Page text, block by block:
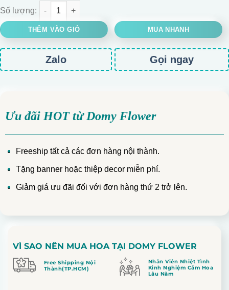
BÓ HOA HỒNG ĐỎ MIX SAO XANH số lượng
THÊM VÀO GIỎ MUA NHANH
Zalo Gọi ngay
Ưu đãi HOT từ Domy Flower
Freeship tất cả các đơn hàng nội thành.
Tặng banner hoặc thiệp decor miễn phí.
Giảm giá ưu đãi đối với đơn hàng thứ 2 trở lên.
VÌ SAO NÊN MUA HOA TẠI DOMY FLOWER
Free Shipping Nội
Thành(TP.HCM)
Nhân Viên Nhiệt Tình
Kinh Nghiệm Cắm Hoa
Lâu Năm